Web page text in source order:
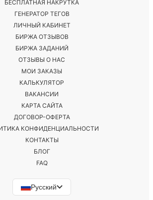
БЕСПЛАТНАЯ НАКРУТКА
ГЕНЕРАТОР ТЕГОВ
ЛИЧНЫЙ КАБИНЕТ
БИРЖА ОТЗЫВОВ
БИРЖА ЗАДАНИЙ
ОТЗЫВЫ О НАС
МОИ ЗАКАЗЫ
КАЛЬКУЛЯТОР
ВАКАНСИИ
КАРТА САЙТА
ДОГОВОР-ОФЕРТА
КОНФИДЕНЦИАЛЬНОСТИ
КОНТАКТЫ
БЛОГ
FAQ
Русский